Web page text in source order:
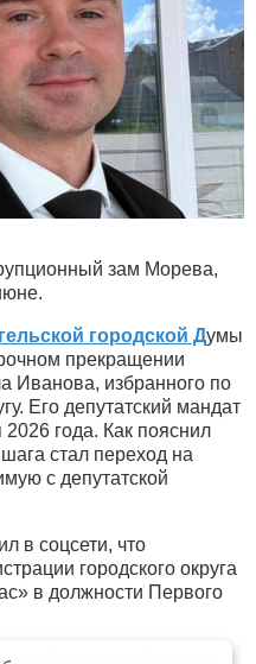
зам Морева,
городской Думы
прекращении
Иванова, избранного по
Его депутатский мандат
года. Как пояснил
стал переход на
с депутатской
в соцсети, что
городского округа
в должности Первого
вызов и большая